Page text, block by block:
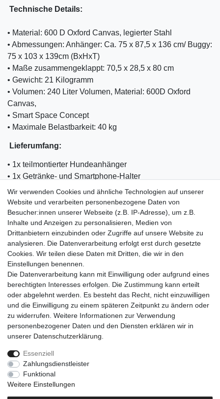
Technische Details:
• Material: 600 D Oxford Canvas, legierter Stahl
• Abmessungen: Anhänger: Ca. 75 x 87,5 x 136 cm/ Buggy:
75 x 103 x 139cm (BxHxT)
• Maße zusammengeklappt: 70,5 x 28,5 x 80 cm
• Gewicht: 21 Kilogramm
• Volumen: 240 Liter Volumen, Material: 600D Oxford
Canvas,
• Smart Space Concept
• Maximale Belastbarkeit: 40 kg
Lieferumfang:
• 1x teilmontierter Hundeanhänger
• 1x Getränke- und Smartphone-Halter
• 1x Sicherheitsgeschirr
• 1x abnehmbare Warnfahne
• 1x Montageanleitung
Einkaufen
Zahlungsarten
Versandarten & -kosten
Warenkorb
Mein Konto
Anmelden
Registrieren
Unternehmen
Kontakt
Wir verwenden Cookies und ähnliche Technologien auf unserer
Website und verarbeiten personenbezogene Daten von
Besucher:innen unserer Webseite (z.B. IP-Adresse), um z.B.
Inhalte und Anzeigen zu personalisieren, Medien von
Drittanbietern einzubinden oder Zugriffe auf unsere Website zu
analysieren. Die Datenverarbeitung erfolgt erst durch gesetzte
Cookies. Wir teilen diese Daten mit Dritten, die wir in den
Einstellungen benennen.
Die Datenverarbeitung kann mit Einwilligung oder aufgrund eines
berechtigten Interesses erfolgen. Die Zustimmung kann erteilt
oder abgelehnt werden. Es besteht das Recht, nicht einzuwilligen
und die Einwilligung zu einem späteren Zeitpunkt zu ändern oder
zu widerrufen. Weitere Informationen zur Verwendung
personenbezogener Daten und den Diensten erklären wir in
unserer Daten­schutz­erklärung
Essenziell
Zahlungsdienstleister
Funktional
Weitere Einstellungen